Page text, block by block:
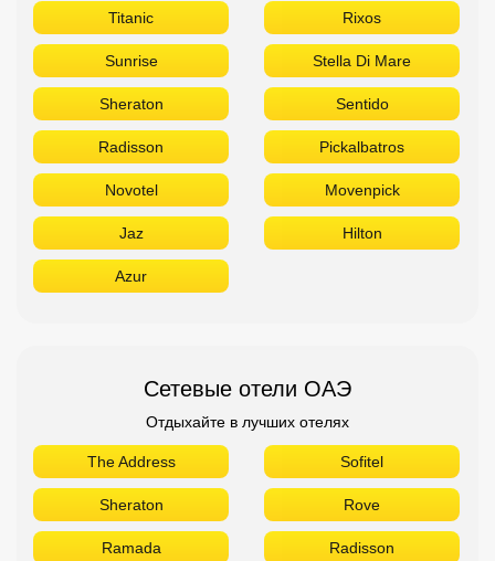
Jaz Hilton
Azur
Сетевые отели ОАЭ
Отдыхайте в лучших отелях
Marriott Le Meridien
Ibis Hilton
Fairmont